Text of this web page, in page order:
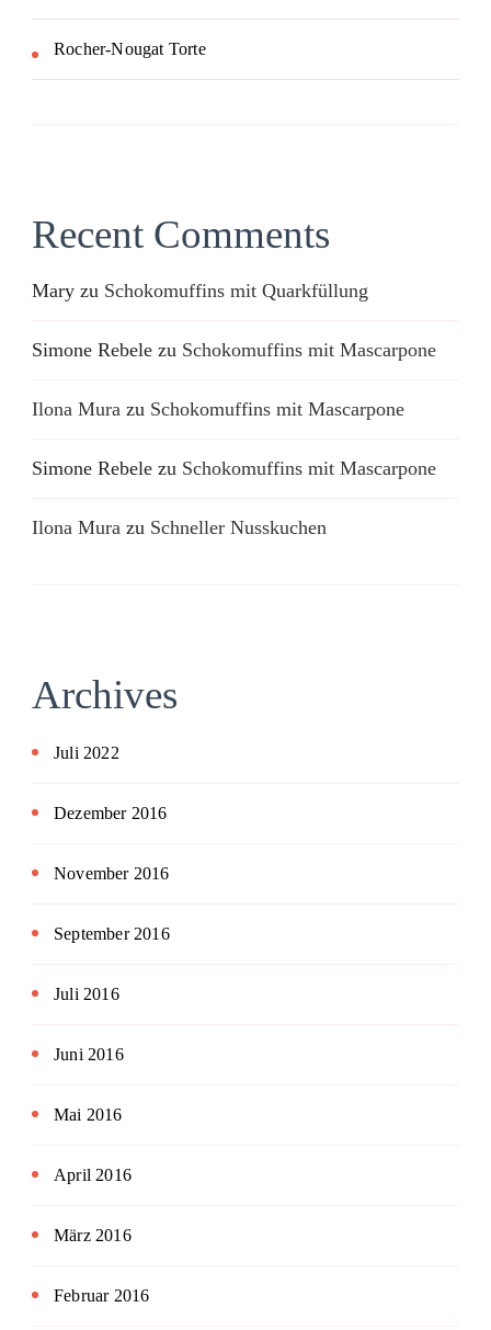
Rocher-Nougat Torte
Recent Comments
Mary zu Schokomuffins mit Quarkfüllung
Simone Rebele zu Schokomuffins mit Mascarpone
Ilona Mura zu Schokomuffins mit Mascarpone
Simone Rebele zu Schokomuffins mit Mascarpone
Ilona Mura zu Schneller Nusskuchen
Archives
Juli 2022
Dezember 2016
November 2016
September 2016
Juli 2016
Juni 2016
Mai 2016
April 2016
März 2016
Februar 2016